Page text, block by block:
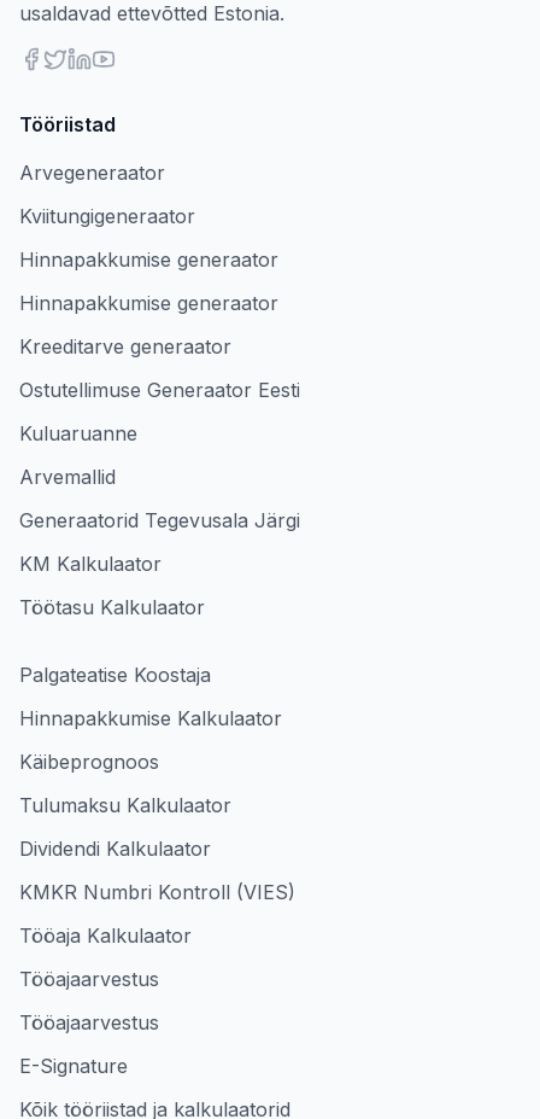
usaldavad ettevõtted Estonia.
Tööriistad
Arvegeneraator
Kviitungigeneraator
Hinnapakkumise generaator
Hinnapakkumise generaator
Kreeditarve generaator
Ostutellimuse Generaator Eesti
Kuluaruanne
Arvemallid
Generaatorid Tegevusala Järgi
KM Kalkulaator
Töötasu Kalkulaator
Palgateatise Koostaja
Hinnapakkumise Kalkulaator
Käibeprognoos
Tulumaksu Kalkulaator
Dividendi Kalkulaator
KMKR Numbri Kontroll (VIES)
Tööaja Kalkulaator
Tööajaarvestus
Tööajaarvestus
E-Signature
Kõik tööriistad ja kalkulaatorid